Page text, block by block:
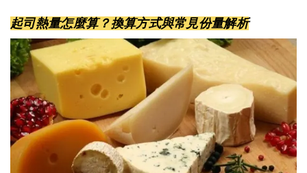
起司熱量怎麼算？換算方式與常見份量解析